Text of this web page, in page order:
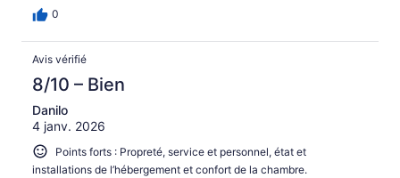
0
Avis vérifié
8/10 – Bien
Danilo
4 janv. 2026
Points forts : Propreté, service et personnel, état et
installations de l’hébergement et confort de la chambre.